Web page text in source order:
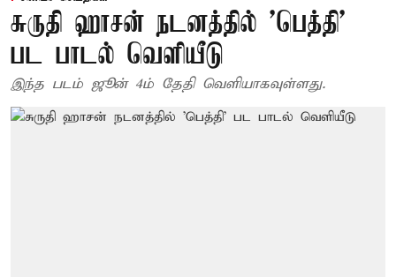
சுருதி ஹாசன் நடனத்தில் 'பெத்தி'
பட பாடல் வெளியீடு
இந்த படம் ஜூன் 4ம் தேதி வெளியாகவுள்ளது.